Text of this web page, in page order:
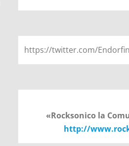
https://twitter.com/
«Rocksonico la
http://